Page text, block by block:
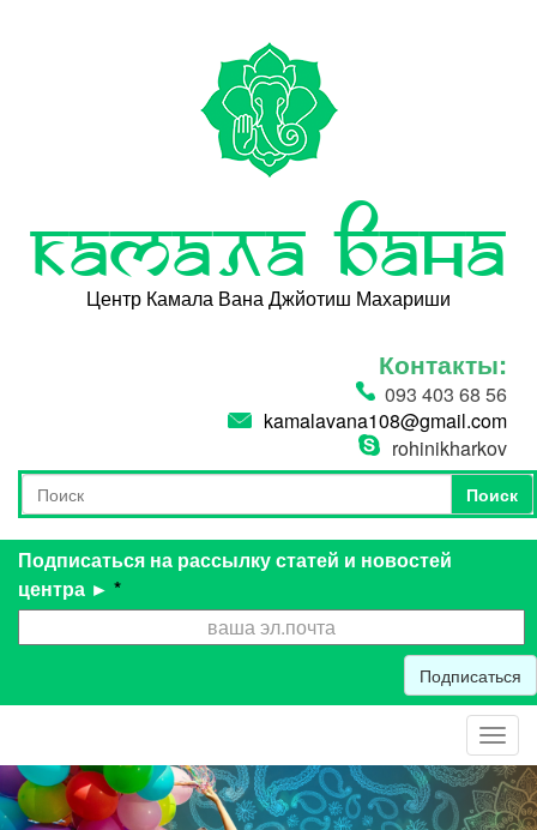
Камала Вана
Центр Камала Вана Джйотиш Махариши
Контакты:
093 403 68 56
kamalavana108@gmail.com
rohinikharkov
Форма поиска
Поиск
Поиск
Подписаться на рассылку статей и новостей
центра ► *
Подписаться